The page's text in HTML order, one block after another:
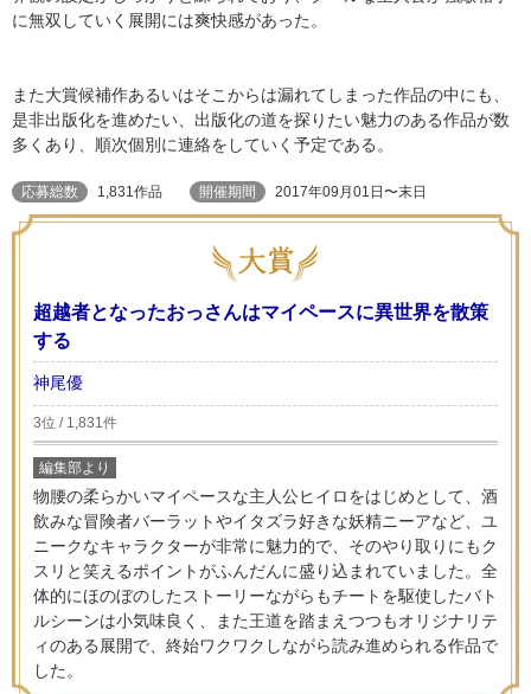
に無双していく展開には爽快感があった。
また大賞候補作あるいはそこからは漏れてしまった作品の中にも、
是非出版化を進めたい、出版化の道を探りたい魅力のある作品が数
多くあり、順次個別に連絡をしていく予定である。
応募総数 1,831作品 開催期間 2017年09月01日〜末日
超越者となったおっさんはマイペースに異世界を散策
する
神尾優
3位 / 1,831件
編集部より
物腰の柔らかいマイペースな主人公ヒイロをはじめとして、酒
飲みな冒険者バーラットやイタズラ好きな妖精ニーアなど、ユ
ニークなキャラクターが非常に魅力的で、そのやり取りにもク
スリと笑えるポイントがふんだんに盛り込まれていました。全
体的にほのぼのしたストーリーながらもチートを駆使したバト
ルシーンは小気味良く、また王道を踏まえつつもオリジナリテ
ィのある展開で、終始ワクワクしながら読み進められる作品で
した。